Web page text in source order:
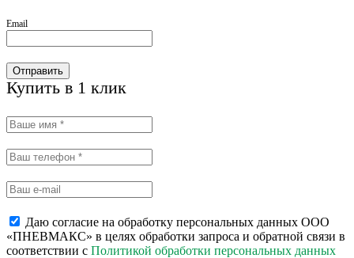
Email
Отправить
Купить в 1 клик
Даю согласие на обработку персональных данных ООО
«ПНЕВМАКС» в целях обработки запроса и обратной связи в
соответствии с Политикой обработки персональных данных